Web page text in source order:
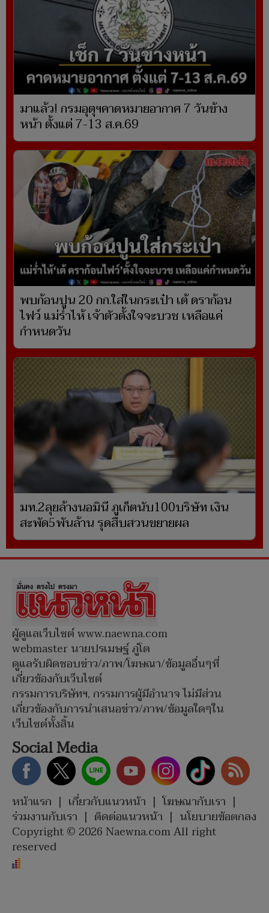
มาแล้ว! กรมอุตุฯคาดหมายอากาศ 7 วันข้าง
หน้า ตั้งแต่ 7-13 ส.ค.69
พบก้อนปูน 20 กก.ใส่ในกระเป๋า เต้ ดราก้อน
ไฟว์ แม่ร่ำไห้ เจ้าตัวตั้งใจจะบวช เหลือแค่
กำหนดวัน
มท.2ลุยล้างนอมินี ภูเก็ตนับ100บริษัท เงิน
สะพัด5พันล้าน รุดสืบสวนขยายผล
ผู้ดูแลเว็บไซต์ www.naewna.com
webmaster นายปรเมษฐ์ ภู่โต
ดูแลรับผิดชอบข่าว/ภาพ/โฆษณา/ข้อมูลอื่นๆที่
เกี่ยวข้องกับเว็บไซต์
กรรมการบริษัทฯ, กรรมการผู้มีอำนาจ ไม่มีส่วน
เกี่ยวข้องกับการนำเสนอข่าว/ภาพ/ข้อมูลใดๆใน
เว็บไซต์ทั้งสิ้น
Social Media
หน้าแรก | เกี่ยวกับแนวหน้า | โฆษณากับเรา |
ร่วมงานกับเรา | ติดต่อแนวหน้า | นโยบายข้อตกลง
Copyright © 2026 Naewna.com All right
reserved